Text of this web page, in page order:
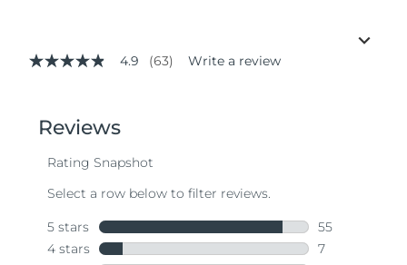
4.9
stars,
average
value.
Same
page
link.
4.9 (63) Write a review